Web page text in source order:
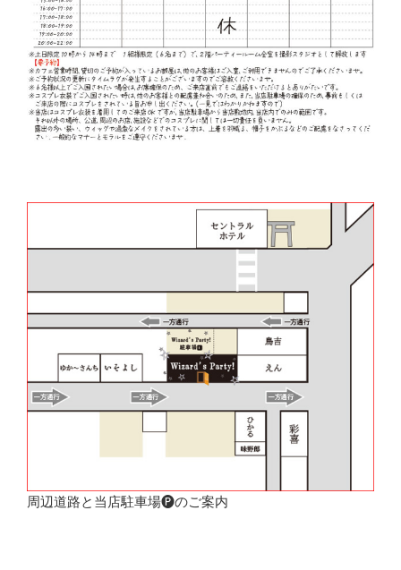
周辺道路と当店駐車場🅟のご案内